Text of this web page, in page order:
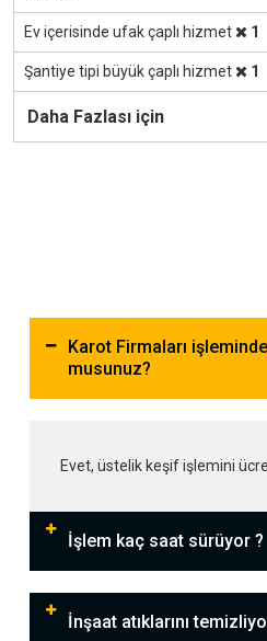
Ev içerisinde ufak çaplı hizmet 1
Şantiye tipi büyük çaplı hizmet 1
Daha Fazlası için
Karot Firmaları
musunuz?
Evet, üstelik keşif işlemini
İşlem kaç saat sürüyor ?
İnşaat atıklarını